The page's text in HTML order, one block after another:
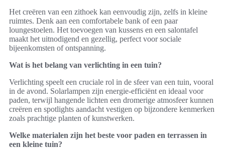
Het creëren van een zithoek kan eenvoudig zijn, zelfs in kleine
ruimtes. Denk aan een comfortabele bank of een paar
loungestoelen. Het toevoegen van kussens en een salontafel
maakt het uitnodigend en gezellig, perfect voor sociale
bijeenkomsten of ontspanning.
Wat is het belang van verlichting in een tuin?
Verlichting speelt een cruciale rol in de sfeer van een tuin, vooral
in de avond. Solarlampen zijn energie-efficiënt en ideaal voor
paden, terwijl hangende lichten een dromerige atmosfeer kunnen
creëren en spotlights aandacht vestigen op bijzondere kenmerken
zoals prachtige planten of kunstwerken.
Welke materialen zijn het beste voor paden en terrassen in
een kleine tuin?